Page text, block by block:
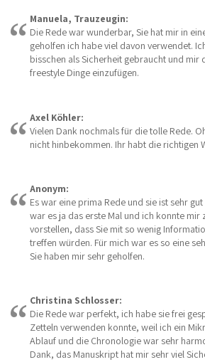
Manuela, Trauzeugin:
Die Rede war wunderbar, Sie hat mir in
geholfen ich habe viel davon verwendet.
bisschen als Sicherheit gebraucht und mir
freestyle Dinge einzufügen.
Axel Köhler:
Vielen Dank nochmals für die tolle Rede.
nicht hinbekommen. Ihr habt die richtigen
Anonym:
Es war eine prima Rede und sie ist sehr
war es ja das erste Mal und ich konnte mir
vorstellen, dass Sie mit so wenig
treffen würden. Für mich war es so eine
Sie haben mir sehr geholfen.
Christina Schlosser:
Die Rede war perfekt, ich habe sie frei
Zetteln verwenden konnte, weil ich ein
Ablauf und die Chronologie war sehr
Dank, das Manuskript hat mir sehr viel